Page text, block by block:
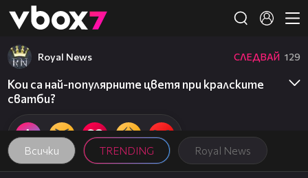
👾
Всички TRENDING Royal News
Royal News СЛЕДВАЙ 129
Кои са най-популярните цветя при кралските
сватби?
00:46